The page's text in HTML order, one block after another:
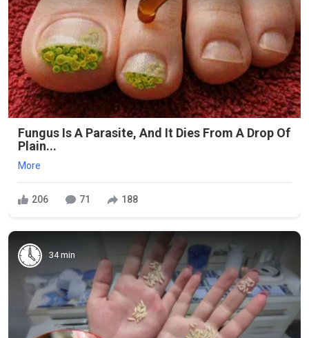
Fungus Is A Parasite, And It Dies From A Drop Of
Plain...
More
206 71 188
34 min